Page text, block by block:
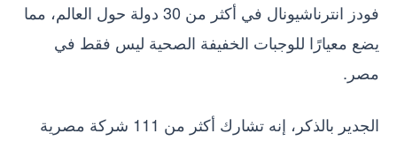
فودز انترناشيونال في أكثر من 30 دولة حول العالم، مما
يضع معيارًا للوجبات الخفيفة الصحية ليس فقط في
مصر.
الجدير بالذكر، إنه تشارك أكثر من 111 شركة مصرية